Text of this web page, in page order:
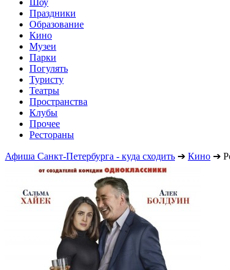
Праздники
Образование
Кино
Музеи
Парки
Погулять
Туристу
Театры
Пространства
Клубы
Прочее
Рестораны
Афиша Санкт-Петербурга - куда сходить ➔ Кино ➔